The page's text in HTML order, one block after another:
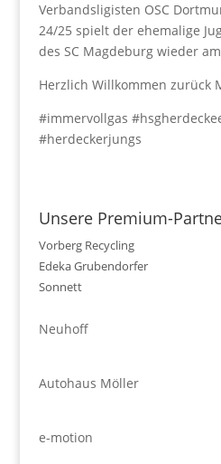
Verbandsligisten OSC
24/25 spielt der ehemalige
des SC Magdeburg wieder
Herzlich Willkommen zurück
#immervollgas
#herdeckerjungs
Unsere Premium-
Vorberg Recycling
Edeka Grubendorfer
Sonnett
Neuhoff
Autohaus Möller
e-motion